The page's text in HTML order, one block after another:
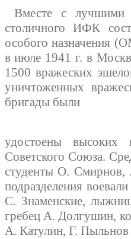
Вместе с лучшими
столичного ИФК
особого назначения
в июле 1941 г. в
1500 вражеских
уничтоженных
бригады были
удостоены высоких
Советского Союза.
студенты О. Смирнов,
подразделения
С. Знаменские,
гребец А. Долгушин,
А. Катулин, Г. Пыльнов